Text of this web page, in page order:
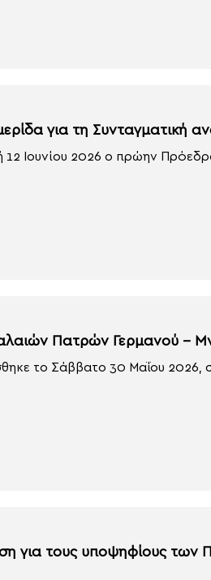
για τη Συνταγματική
Ιουνίου 2026 ο πρώην
Πατρών Γερμανού –
το Σάββατο 30 Μαΐου 2026,
για τους υποψηφίους των